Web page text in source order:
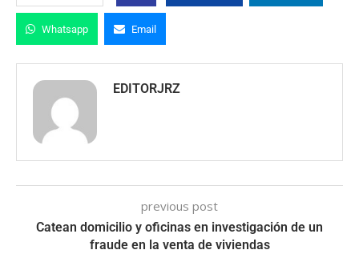
Whatsapp Email
EDITORJRZ
previous post
Catean domicilio y oficinas en investigación de un
fraude en la venta de viviendas